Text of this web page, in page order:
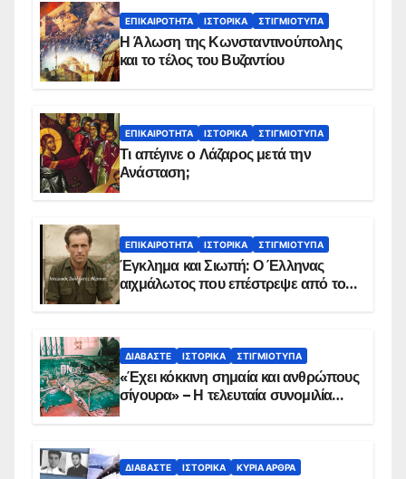
ΕΠΙΚΑΙΡΌΤΗΤΑ ΙΣΤΟΡΙΚΆ ΣΤΙΓΜΙΌΤΥΠΑ
Η Άλωση της Κωνσταντινούπολης
και το τέλος του Βυζαντίου
ΕΠΙΚΑΙΡΌΤΗΤΑ ΙΣΤΟΡΙΚΆ ΣΤΙΓΜΙΌΤΥΠΑ
Τι απέγινε ο Λάζαρος μετά την
Ανάσταση;
ΕΠΙΚΑΙΡΌΤΗΤΑ ΙΣΤΟΡΙΚΆ ΣΤΙΓΜΙΌΤΥΠΑ
Έγκλημα και Σιωπή: Ο Έλληνας
αιχμάλωτος που επέστρεψε από το
ΔΙΑΒΆΣΤΕ ΙΣΤΟΡΙΚΆ ΣΤΙΓΜΙΌΤΥΠΑ
«Έχει κόκκινη σημαία και ανθρώπους
σίγουρα» – Η τελευταία συνομιλία
ΔΙΑΒΆΣΤΕ ΙΣΤΟΡΙΚΆ ΚΥΡΙΑ ΑΡΘΡΑ